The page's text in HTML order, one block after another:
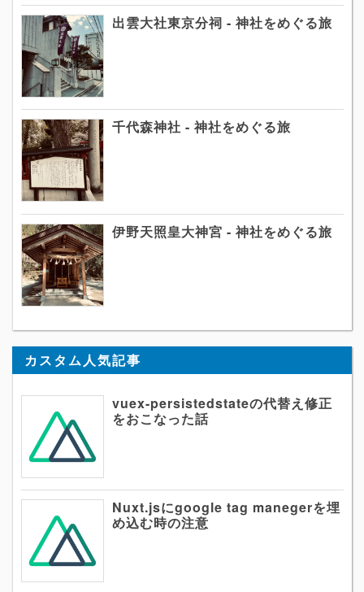
出雲大社東京分祠 - 神社をめぐる旅
千代森神社 - 神社をめぐる旅
伊野天照皇大神宮 - 神社をめぐる旅
カスタム人気記事
vuex-persistedstateの代替え修正
をおこなった話
Nuxt.jsにgoogle tag manegerを埋
め込む時の注意